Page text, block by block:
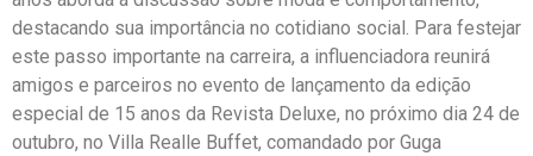
destacando sua importância no cotidiano social. Para festejar
este passo importante na carreira, a influenciadora reunirá
amigos e parceiros no evento de lançamento da edição
especial de 15 anos da Revista Deluxe, no próximo dia 24 de
outubro, no Villa Realle Buffet, comandado por Guga